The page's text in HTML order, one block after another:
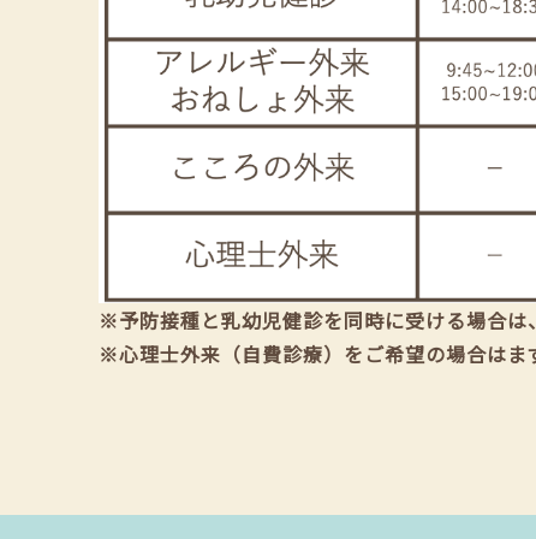
※予防接種と乳幼児健診を同時に受ける場合
※心理士外来（自費診療）をご希望の場合はま